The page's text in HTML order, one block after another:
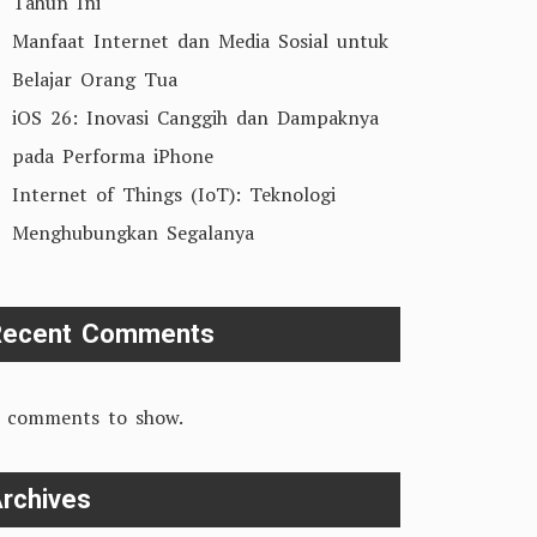
Manfaat Internet dan Media Sosial untuk
Belajar Orang Tua
iOS 26: Inovasi Canggih dan Dampaknya
pada Performa iPhone
Internet of Things (IoT): Teknologi
Menghubungkan Segalanya
Comments
comments to show.